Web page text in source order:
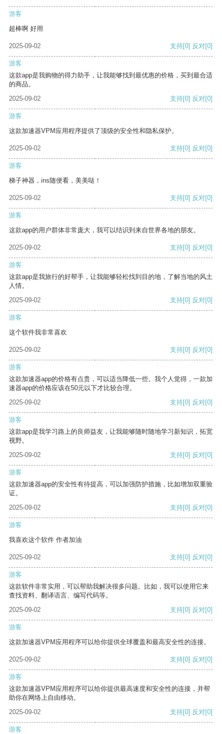
游客
超棒啊 好用
2025-09-02 支持[0] 反对[0]
游客
这款app是我购物的得力助手，让我能够找到最优惠的价格，买到最合适
的商品。
2025-09-02
支持[0] 反对[0]
游客
这款加速器VPM应用程序提供了顶级的安全性和隐私保护。
2025-09-02 支持[0] 反对[0]
游客
梯子神器，ins随便看，美美哒！
2025-09-02 支持[0] 反对[0]
游客
这款app的用户群体非常庞大，我可以结识到来自世界各地的朋友。
2025-09-02 支持[0] 反对[0]
游客
这款app是我旅行的好帮手，让我能够轻松找到目的地，了解当地的风土
人情。
2025-09-02
支持[0] 反对[0]
游客
这个软件我非常喜欢
2025-09-02 支持[0] 反对[0]
游客
这款加速器app的价格有点贵，可以适当降低一些。我个人觉得，一款加
速器app的价格应该在50元以下才比较合理。
2025-09-02
支持[0] 反对[0]
游客
这款app是我学习路上的良师益友，让我能够随时随地学习新知识，拓宽
视野。
2025-09-02
支持[0] 反对[0]
游客
这款加速器app的安全性有待提高，可以加强防护措施，比如增加双重验
证。
2025-09-02
支持[0] 反对[0]
游客
我喜欢这个软件 作者加油
2025-09-02 支持[0] 反对[0]
游客
这款软件非常实用，可以帮助我解决很多问题。比如，我可以使用它来
查找资料、翻译语言、编写代码等。
2025-09-02
支持[0] 反对[0]
游客
这款加速器VPM应用程序可以给你提供全球覆盖和最高安全性的连接。
2025-09-02 支持[0] 反对[0]
游客
这款加速器VPM应用程序可以给你提供最高速度和安全性的连接，并帮
助你在网络上自由移动。
2025-09-02
支持[0] 反对[0]
游客